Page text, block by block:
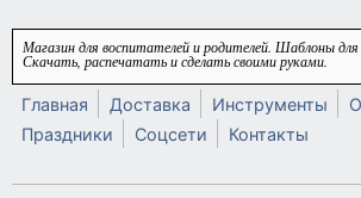
Перейти к основному содержанию
Магазин для воспитателей и родителей. Шаблоны для
Скачать, распечатать и сделать своими руками.
Главная Доставка Инструменты
Праздники
Соцсети
Контакты